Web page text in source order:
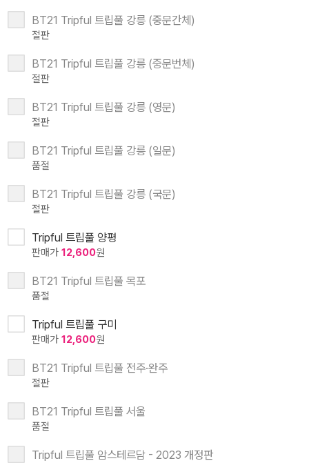
BT21 Tripful 트립풀 강릉 (중문간체)
절판
BT21 Tripful 트립풀 강릉 (중문번체)
절판
BT21 Tripful 트립풀 강릉 (영문)
절판
BT21 Tripful 트립풀 강릉 (일문)
품절
BT21 Tripful 트립풀 강릉 (국문)
절판
Tripful 트립풀 양평
판매가 12,600원
BT21 Tripful 트립풀 목포
품절
Tripful 트립풀 구미
판매가 12,600원
BT21 Tripful 트립풀 전주·완주
절판
BT21 Tripful 트립풀 서울
품절
Tripful 트립풀 암스테르담 - 2023 개정판